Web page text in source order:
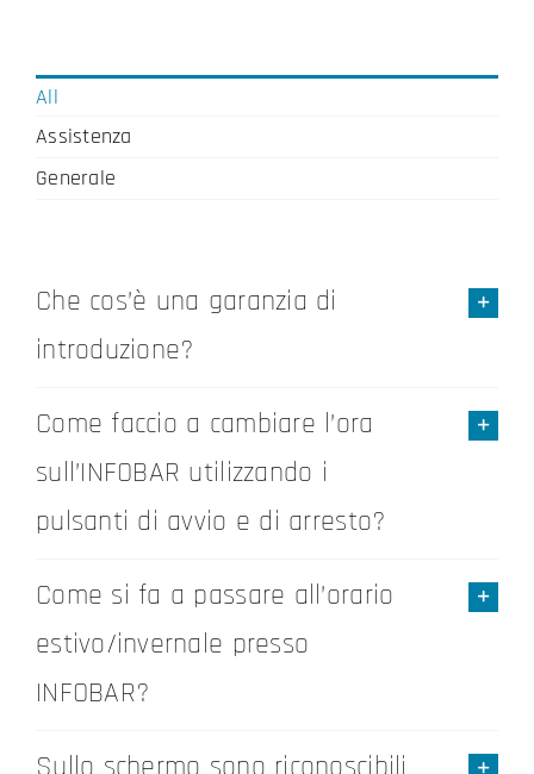
All
Assistenza
Generale
Che cos’è una garanzia di
introduzione?
Come faccio a cambiare l’ora
sull’INFOBAR utilizzando i
pulsanti di avvio e di arresto?
Come si fa a passare all’orario
estivo/invernale presso
INFOBAR?